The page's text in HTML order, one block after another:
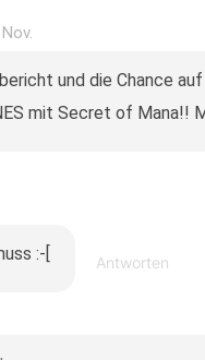
und die Chance
mit Secret of Mana!!
:-[ Antworten